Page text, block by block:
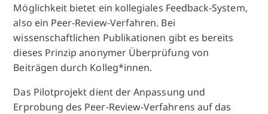
Möglichkeit bietet ein kollegiales Feedback-System,
also ein Peer-Review-Verfahren. Bei
wissenschaftlichen Publikationen gibt es bereits
dieses Prinzip anonymer Überprüfung von
Beiträgen durch Kolleg*innen.
Das Pilotprojekt dient der Anpassung und
Erprobung des Peer-Review-Verfahrens auf das